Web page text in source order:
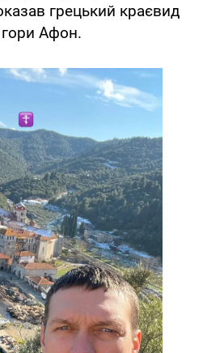
грецький краєвид
Афон.